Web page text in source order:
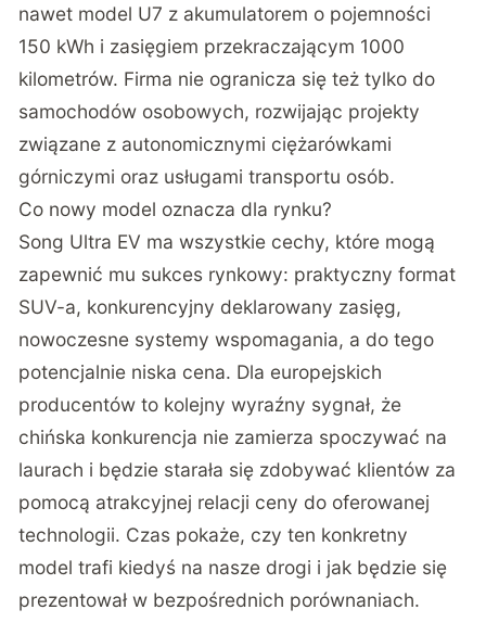
nawet model U7 z akumulatorem o pojemności
150 kWh i zasięgiem przekraczającym 1000
kilometrów. Firma nie ogranicza się też tylko do
samochodów osobowych, rozwijając projekty
związane z autonomicznymi ciężarówkami
górniczymi oraz usługami transportu osób.
Co nowy model oznacza dla rynku?
Song Ultra EV ma wszystkie cechy, które mogą
zapewnić mu sukces rynkowy: praktyczny format
SUV-a, konkurencyjny deklarowany zasięg,
nowoczesne systemy wspomagania, a do tego
potencjalnie niska cena. Dla europejskich
producentów to kolejny wyraźny sygnał, że
chińska konkurencja nie zamierza spoczywać na
laurach i będzie starała się zdobywać klientów za
pomocą atrakcyjnej relacji ceny do oferowanej
technologii. Czas pokaże, czy ten konkretny
model trafi kiedyś na nasze drogi i jak będzie się
prezentował w bezpośrednich porównaniach.